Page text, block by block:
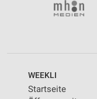
WEEKLI
Startseite